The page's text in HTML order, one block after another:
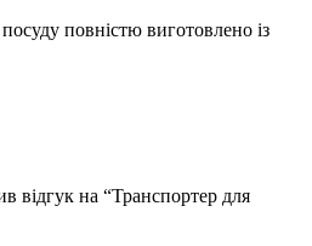
повністю виготовлено із
відгук на “Транспортер для